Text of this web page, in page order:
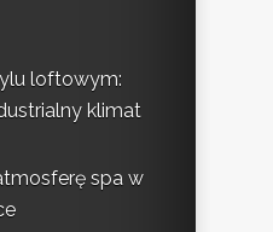
loftowym:
klimat
spa w